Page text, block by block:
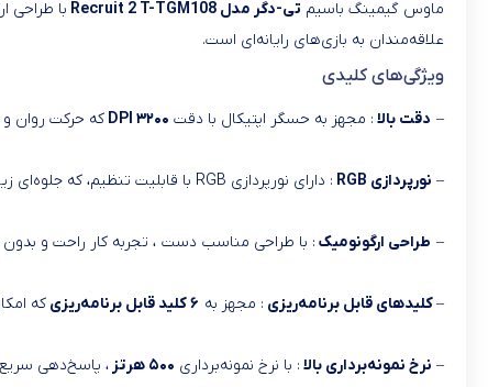
ماوس گیمینگ باسیم تی-دگر مدل Recruit 2 T-TGM108 با طراحی
علاقه‌مندان به بازی‌های رایانه‌ای است.
ویژگی‌های کلیدی
– دقت بالا : مجهز به حسگر اپتیکال با دقت ۳۲۰۰ DPI که حرکت روان و
– نورپردازی RGB : دارای نورپردازی RGB با قابلیت تنظیم، که جلوه‌ای زیبا به ماوس می‌بخشد.
– طراحی ارگونومیک : با طراحی مناسب دست ، تجربه کار راحت و
–کلیدهای قابل برنامه‌ریزی : مجهز به ۶ کلید قابل برنامه‌ریزی که
– نرخ نمونه‌برداری بالا : با نرخ نمونه‌برداری ۵۰۰ هرتز ، پاسخ‌دهی